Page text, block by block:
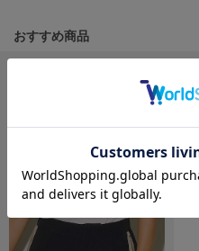
FURFUR
GELATO PIQUE CAT&DOG
ジェラート ピケ キャットアンドドッグ
gelato pique Sleep
ジェラート ピケ スリープ
おすすめ商品